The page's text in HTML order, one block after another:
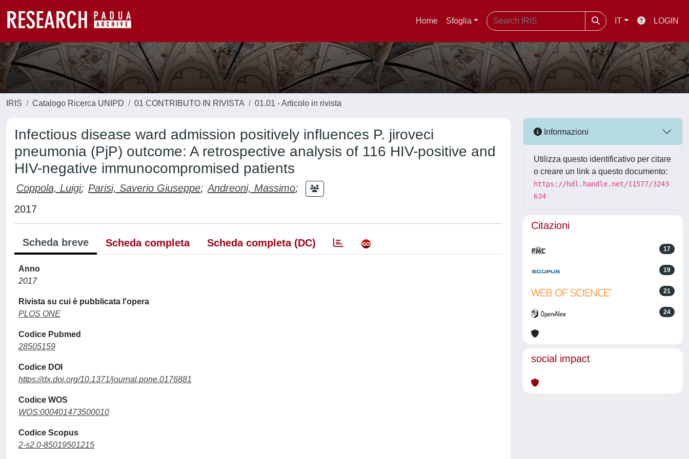
Home Sfoglia IT LOGIN
IRIS Catalogo Ricerca UNIPD 01 CONTRIBUTO IN RIVISTA 01.01 - Articolo in rivista
Infectious disease ward admission positively influences P. jiroveci
pneumonia (PjP) outcome: A retrospective analysis of 116 HIV-positive and
HIV-negative immunocompromised patients
Coppola, Luigi; Parisi, Saverio Giuseppe; Andreoni, Massimo;
2017
Scheda breve Scheda completa Scheda completa (DC)
Anno
2017
Rivista su cui è pubblicata l'opera
PLOS ONE
Codice Pubmed
28505159
Codice DOI
https://dx.doi.org/10.1371/journal.pone.0176881
Codice WOS
WOS:000401473500010
Codice Scopus
2-s2.0-85019501215
Informazioni
Utilizza questo identificativo per citare
o creare un link a questo documento:
https://hdl.handle.net/11577/3243
634
Citazioni
17
19
21
24
social impact